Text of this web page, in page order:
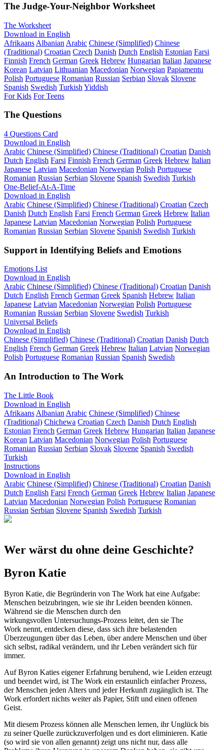
The Judge-Your-Neighbor Worksheet
The Worksheet
Download in English
Afrikaans Albanian Arabic Chinese (Simplified) Chinese
(Traditional) Croatian Czech Danish Dutch English Estonian Farsi
Finnish French German Greek Hebrew Hungarian Italian Japanese
Korean Latvian Lithuanian Macedonian Norwegian Papiamentu
Polish Portuguese Romanian Russian Serbian Slovak Slovene
Spanish Swedish Turkish Yiddish
For Kids For Teens
The Questions
4 Questions Card
Download in English
Arabic Chinese (Simplified) Chinese (Traditional) Croatian Danish
Dutch English Farsi Finnish French German Greek Hebrew Italian
Japanese Latvian Macedonian Norwegian Polish Portuguese
Romanian Russian Serbian Slovene Spanish Swedish Turkish
One-Belief-At-A-Time
Download in English
Arabic Chinese (Simplified) Chinese (Traditional) Croatian Czech
Danish Dutch English Farsi French German Greek Hebrew Italian
Japanese Latvian Macedonian Norwegian Polish Portuguese
Romanian Russian Serbian Slovene Spanish Swedish Turkish
Support in Identifying Beliefs and Emotions
Emotions List
Download in English
Arabic Chinese (Simplified) Chinese (Traditional) Croatian Danish
Dutch English French German Greek Spanish Hebrew Italian
Japanese Latvian Macedonian Norwegian Polish Portuguese
Romanian Russian Serbian Slovene Swedish Turkish
Universal Beliefs
Download in English
Chinese (Simplified) Chinese (Traditional) Croatian Danish Dutch
English French German Greek Hebrew Italian Latvian Norwegian
Polish Portuguese Romanian Russian Spanish Swedish
An Introduction to The Work
The Little Book
Download in English
Afrikaans Albanian Arabic Chinese (Simplified) Chinese
(Traditional) Chichewa Croatian Czech Danish Dutch English
Estonian French German Greek Hebrew Hungarian Italian Japanese
Korean Latvian Macedonian Norwegian Polish Portuguese
Romanian Russian Serbian Slovak Slovene Spanish Swedish
Turkish
Instructions
Download in English
Arabic Chinese (Simplified) Chinese (Traditional) Croatian Danish
Dutch English Farsi French German Greek Hebrew Italian Japanese
Latvian Macedonian Norwegian Polish Portuguese Romanian
Russian Serbian Slovene Spanish Swedish Turkish
Wer wärst du ohne deine Geschichte?
Byron Katie
Byron Katie, die Begründerin von The Work hat eine Aufgabe:
Menschen beizubringen, wie sie ihr Leiden beenden können.
Während sie die Menschen durch den
wirkungsvollen Untersuchungs-Prozess leitet, den sie The
Work nennt, entdecken diese, dass sich ihre belastenden
Überzeugungen über das Leben, über andere Menschen und über
sich selbst, radikal verändern, und ihr Leben verändert sich für
immer.
Auf Byron Katies eigener Erfahrung beruhend, wie Leiden erzeugt
und beendet wird, ist The Work ein erstaunlich einfacher Prozess,
der Menschen jeden Alters und jeder Herkunft zugänglich ist. The
Work erfordert nichts weiter als Papier, Stift und einen offenen
Geist.
Mit diesem Prozess können alle Menschen lernen, ihr Unglück bis
zu seiner Quelle zurückzuverfolgen und es dort eliminieren. Katie
(so wird sie von allen genannt) zeigt uns nicht nur, dass alle